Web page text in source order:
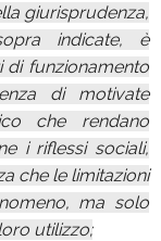
giurisprudenza,
indicate, è
di funzionamento
di motivate
che rendano
i riflessi sociali,
che le limitazioni
ma solo
utilizzo;